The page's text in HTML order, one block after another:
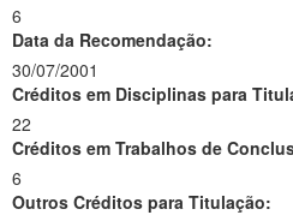
6
Data da Recomendação:
30/07/2001
Créditos em Disciplinas para
22
Créditos em Trabalhos de
6
Outros Créditos para Titulação: